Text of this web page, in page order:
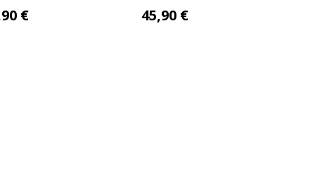
€ 45,90 €